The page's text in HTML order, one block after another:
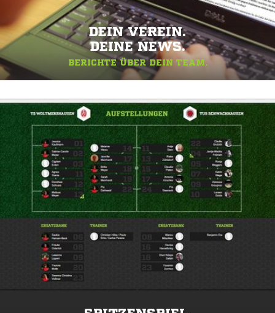
DEIN VEREIN.
DEINE NEWS.
BERICHTE ÜBER DEIN TEAM.